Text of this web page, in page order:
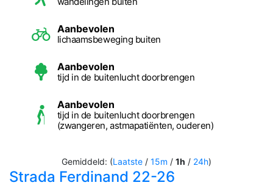
Aanbevolen
lichaamsbeweging buiten
Aanbevolen
tijd in de buitenlucht doorbrengen
Aanbevolen
tijd in de buitenlucht doorbrengen
(zwangeren, astmapatiënten, ouderen)
Gemiddeld: (Laatste / 15m / 1h / 24h)
Strada Ferdinand 22-26